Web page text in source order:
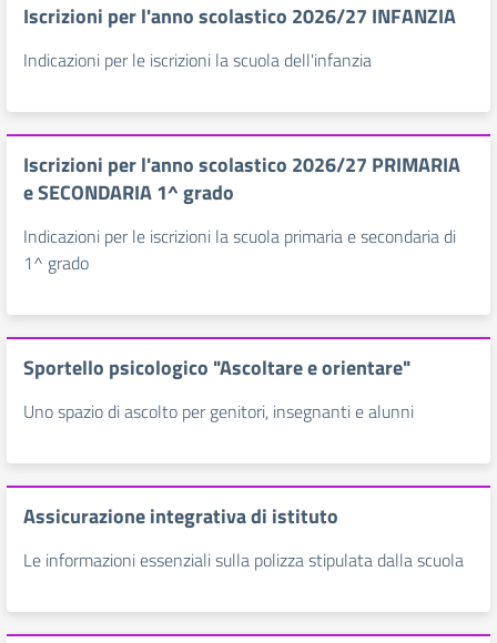
Iscrizioni per l'anno scolastico 2026/27 INFANZIA
Indicazioni per le iscrizioni la scuola dell'infanzia
Iscrizioni per l'anno scolastico 2026/27 PRIMARIA
e SECONDARIA 1^ grado
Indicazioni per le iscrizioni la scuola primaria e secondaria di
1^ grado
Sportello psicologico "Ascoltare e orientare"
Uno spazio di ascolto per genitori, insegnanti e alunni
Assicurazione integrativa di istituto
Le informazioni essenziali sulla polizza stipulata dalla scuola